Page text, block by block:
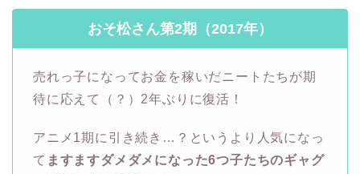
おそ松さん第2期（2017年）
売れっ子になってお金を稼いだニートたちが期
待に応えて（？）2年ぶりに復活！
アニメ1期に引き続き…？というより人気になっ
て ますますダメダメになった6つ子たちのギャグ